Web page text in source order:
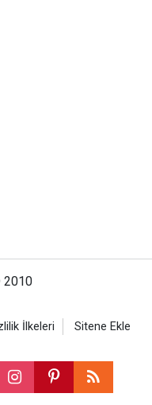
2010
İlkeleri Sitene Ekle